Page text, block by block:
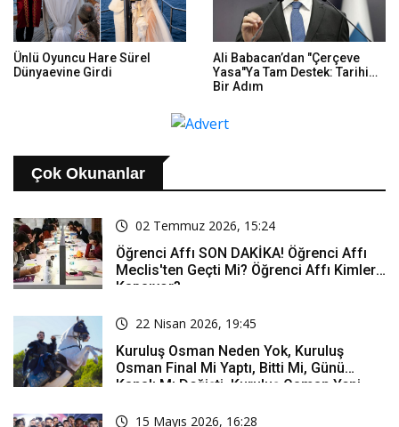
Ünlü Oyuncu Hare Sürel
Dünyaevine Girdi
Ali Babacan’dan "Çerçeve
Yasa"ya Tam Destek: Tarihi
Bir Adım
Çok Okunanlar
02 Temmuz 2026, 15:24
Öğrenci Affı SON DAKİKA! Öğrenci Affı
Meclis'ten Geçti Mi? Öğrenci Affı Kimleri
Kapsıyor?
22 Nisan 2026, 19:45
Kuruluş Osman Neden Yok, Kuruluş
Osman Final Mi Yaptı, Bitti Mi, Günü
Kanalı Mı Değişti, Kuruluş Osman Yeni
15 Mayıs 2026, 16:28